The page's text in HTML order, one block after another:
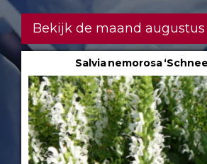
Bekijk de maand augustus
Salvia nemorosa